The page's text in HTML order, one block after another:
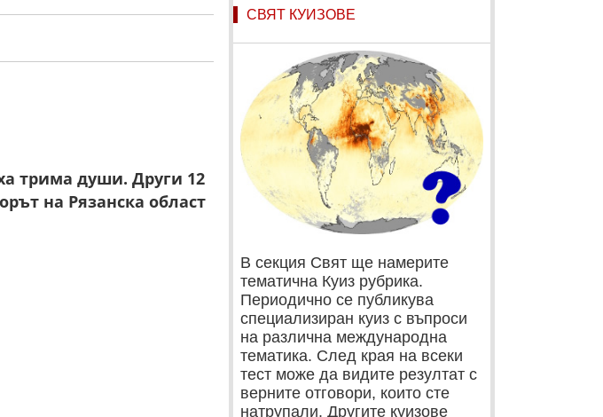
трима души. Други 12
на Рязанска област
СВЯТ КУИЗОВЕ
В секция Свят ще намерите
тематична Куиз рубрика.
Периодично се публикува
специализиран куиз с въпроси
на различна международна
тематика. След края на всеки
тест може да видите резултат с
верните отговори, които сте
натрупали. Другите куизове